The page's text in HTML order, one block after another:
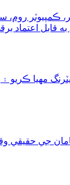
ڪمپيوٽر
قابل اعتماد
مهيا ڪريو ۽
جي حقيقي